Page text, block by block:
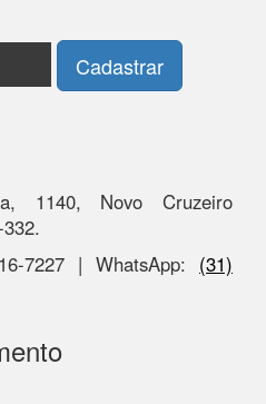
1140, Novo Cruzeiro
7227 | WhatsApp: (31)